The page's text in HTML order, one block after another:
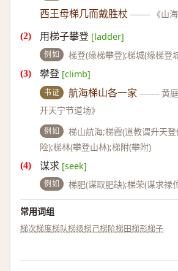
西王母梯几而戴胜杖 —— 《山
用梯子攀登 [ladder]
例如 梯登(缘梯攀登);梯城(缘梯登
攀登 [climb]
书证 航海梯山各一家 —— 黄
开天宁节道场》
例如
梯山航海;梯霞(道教谓升天
险);梯林(攀登山林);梯附(攀附)
谋求 [seek]
例如 梯肥(谋取肥缺);梯荣(谋求禄
常用词组
梯次梯度梯队梯级梯己梯阶梯田梯形梯子